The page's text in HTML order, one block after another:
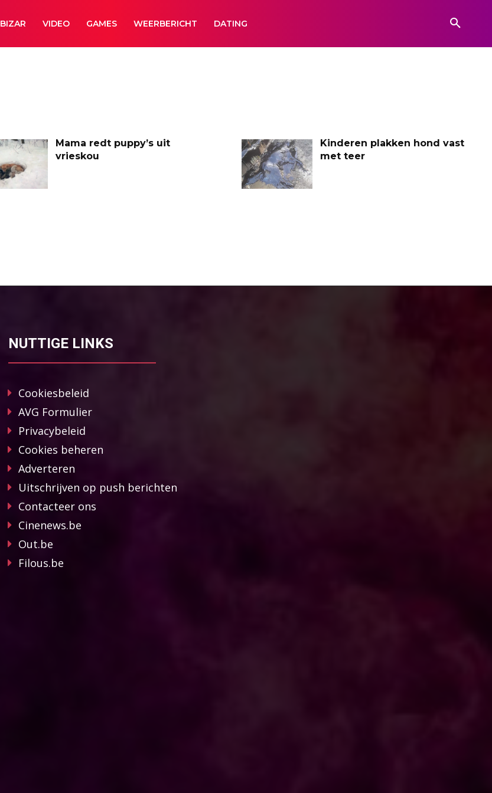
BIZAR VIDEO GAMES WEERBERICHT DATING
Mama redt puppy’s uit
vrieskou
Kinderen plakken hond vast
met teer
NUTTIGE LINKS
Cookiesbeleid
AVG Formulier
Privacybeleid
Cookies beheren
Adverteren
Uitschrijven op push berichten
Contacteer ons
Cinenews.be
Out.be
Filous.be